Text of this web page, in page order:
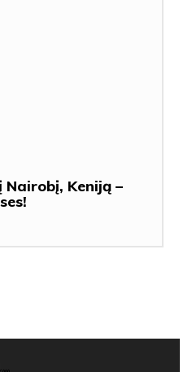
Keniją –